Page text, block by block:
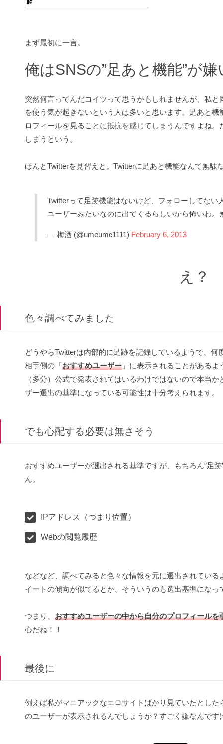
まず最初に一言。
俺はSNSの”足あと機能”が嫌
突然何言ってんだコイツって思うかもしれませんが、私
を使う気が起きないという人は多いと思います。足あと
ロフィールを見ることに抵抗を感じてしまうんですよね
しまうという。
ほんとTwitterを見習えと。Twitterに足あと機能なんて無駄
Twitterって足跡機能はないけど、フォローしてない
ユーザーみたいなのに出てくるらしいから怖いわ。
— 梅酒 (@umeume1111) February 6, 2013
え？
色々調べてみました
どうやらTwitterは内部的に足跡を記録しているようで、
相手側の「おすすめユーザー 」に表示されることがあるよ
（多分）公式で発表されてはいるわけではないので本当
ザー選出の基準になっている可能性は十分考えられます。
でも心配する必要は無さそう
おすすめユーザーが選出される基準ですが、もちろん”足
ん。
IPアドレス（つまり位置）
Webの閲覧履歴
などなど、調べてみると色々な情報を元に選出されてい
イートの傾向が似てるとか、そういうのも選出基準になっ
つまり、 おすすめユーザーの中から自分のプロフィール
心だね！！
最後に
例えば私がマニアックなエロサイトばかり見ていたとし
のユーザーが表示されるんでしょうか？すごく嫌なんです